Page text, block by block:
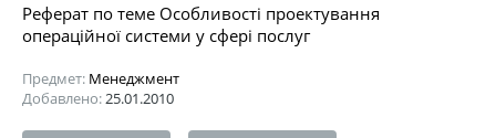
Реферат по теме Особливості проектування
операційної системи у сфері послуг
Предмет: Менеджмент
Добавлено:25.01.2010